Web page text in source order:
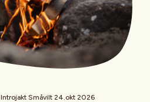
Introjakt Småvilt 24.okt 2026